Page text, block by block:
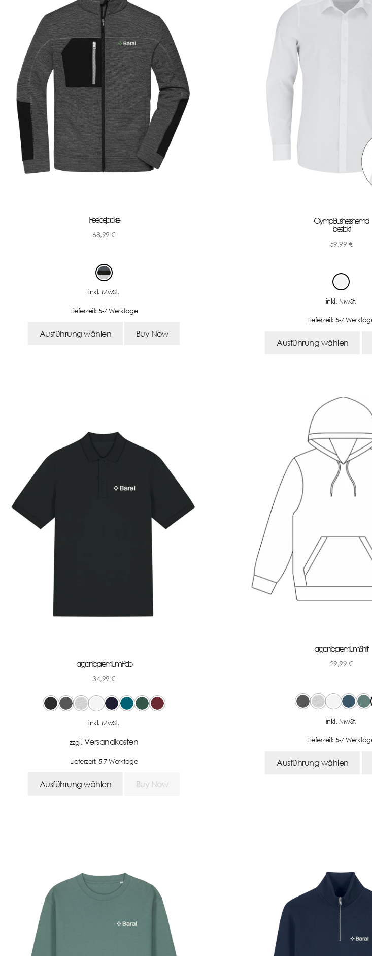
Fleecejacke
68,99€
inkl. MwSt.
Lieferzeit:5-7 Werktage
Ausführung wählen Buy Now
Olymp Businesshemd
bestickt
59,99 €
inkl. MwSt.
Lieferzeit:5-7
Ausführung wählen
organic premium Polo
34,99€
inkl. MwSt.
zzgl. Versandkosten
Lieferzeit:5-7 Werktage
Ausführung wählen Buy Now
organic premium Shirt
29,99 €
inkl. MwSt.
Lieferzeit:5-7
Ausführung wählen